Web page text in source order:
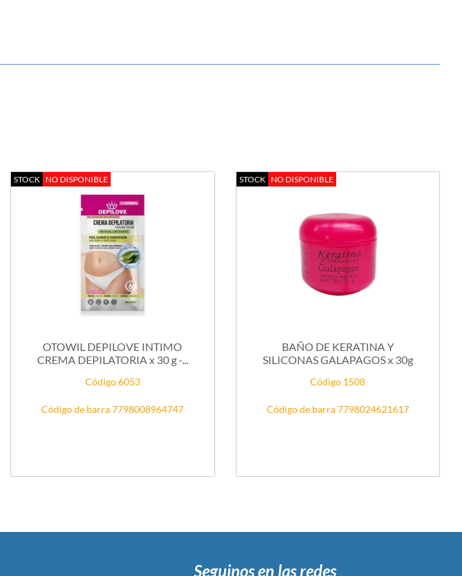
STOCK NO DISPONIBLE
OTOWIL DEPILOVE INTIMO
CREMA DEPILATORIA x 30 g -...
Código 6053
Código de barra 7798008964747
STOCK NO DISPONIBLE
BAÑO DE KERATINA Y
SILICONAS GALAPAGOS x 30g
Código 1508
Código de barra 7798024621617
Seguinos en las redes